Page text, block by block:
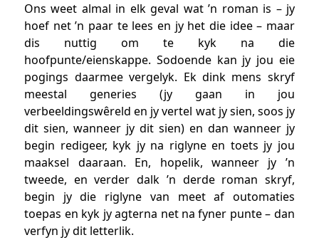
Ons weet almal in elk geval wat ’n roman is – jy
hoef net ’n paar te lees en jy het die idee – maar
dis nuttig om te kyk na die
hoofpunte/eienskappe. Sodoende kan jy jou eie
pogings daarmee vergelyk. Ek dink mens skryf
meestal generies (jy gaan in jou
verbeeldingswêreld en jy vertel wat jy sien, soos jy
dit sien, wanneer jy dit sien) en dan wanneer jy
begin redigeer, kyk jy na riglyne en toets jy jou
maaksel daaraan. En, hopelik, wanneer jy ’n
tweede, en verder dalk ’n derde roman skryf,
begin jy die riglyne van meet af outomaties
toepas en kyk jy agterna net na fyner punte – dan
verfyn jy dit letterlik.